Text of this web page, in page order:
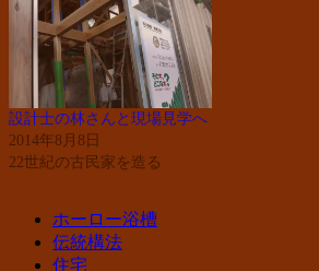
設計士の林さんと現場見学へ
2014年8月8日
22世紀の古民家を造る
ホーロー浴槽
伝統構法
住宅